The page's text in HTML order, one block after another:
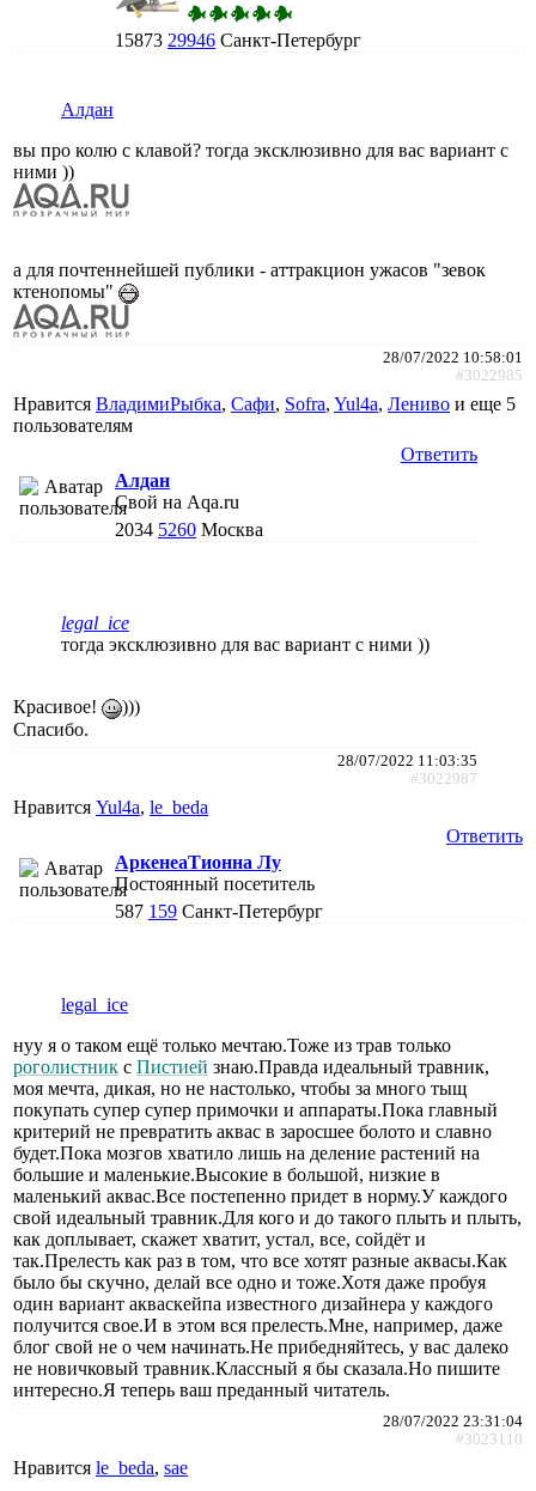
15873 29946 Санкт-Петербург
Алдан
вы про колю с клавой? тогда эксклюзивно для вас вариант с
ними ))
а для почтеннейшей публики - аттракцион ужасов "зевок
ктенопомы"
28/07/2022 10:58:01
#3022985
Нравится ВладимиРыбка, Сафи, Sofra, Yul4a, Лениво и еще 5
пользователям
Ответить
Алдан
Свой на Aqa.ru
2034 5260 Москва
legal_ice
тогда эксклюзивно для вас вариант с ними ))
Красивое!
)))
Спасибо.
28/07/2022 11:03:35
#3022987
Нравится Yul4a, le_beda
Ответить
АркенеаТионна Лу
Постоянный посетитель
587 159 Санкт-Петербург
legal_ice
нуу я о таком ещё только мечтаю.Тоже из трав только
роголистник с Пистией знаю.Правда идеальный травник,
моя мечта, дикая, но не настолько, чтобы за много тыщ
покупать супер супер примочки и аппараты.Пока главный
критерий не превратить аквас в заросшее болото и славно
будет.Пока мозгов хватило лишь на деление растений на
большие и маленькие.Высокие в большой, низкие в
маленький аквас.Все постепенно придет в норму.У каждого
свой идеальный травник.Для кого и до такого плыть и плыть,
как доплывает, скажет хватит, устал, все, сойдёт и
так.Прелесть как раз в том, что все хотят разные аквасы.Как
было бы скучно, делай все одно и тоже.Хотя даже пробуя
один вариант акваскейпа известного дизайнера у каждого
получится свое.И в этом вся прелесть.Мне, например, даже
блог свой не о чем начинать.Не прибедняйтесь, у вас далеко
не новичковый травник.Классный я бы сказала.Но пишите
интересно.Я теперь ваш преданный читатель.
28/07/2022 23:31:04
#3023110
Нравится le_beda, sae